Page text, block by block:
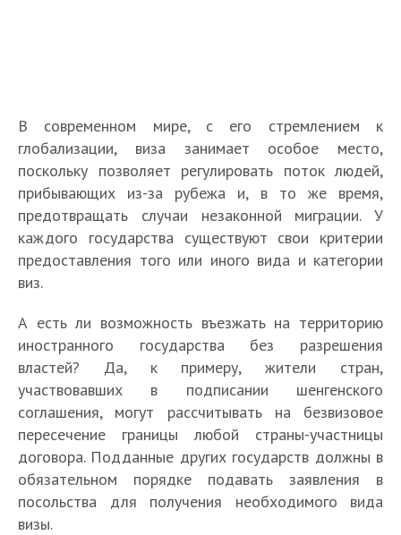
В современном мире, с его стремлением к
глобализации, виза занимает особое место,
поскольку позволяет регулировать поток людей,
прибывающих из-за рубежа и, в то же время,
предотвращать случаи незаконной миграции. У
каждого государства существуют свои критерии
предоставления того или иного вида и категории
виз.
А есть ли возможность въезжать на территорию
иностранного государства без разрешения
властей? Да, к примеру, жители стран,
участвовавших в подписании шенгенского
соглашения, могут рассчитывать на безвизовое
пересечение границы любой страны-участницы
договора. Подданные других государств должны в
обязательном порядке подавать заявления в
посольства для получения необходимого вида
визы.